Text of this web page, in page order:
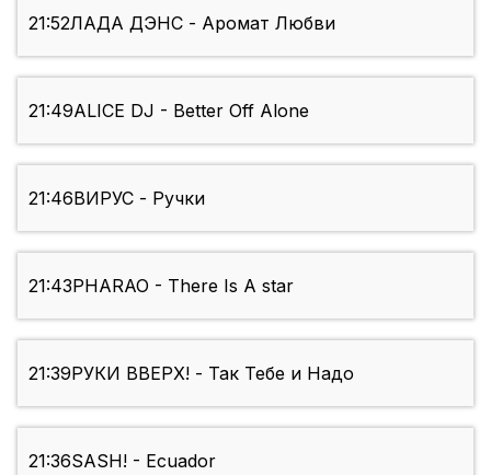
21:52ЛАДА ДЭНС - Аромат Любви
21:49ALICE DJ - Better Off Alone
21:46ВИРУС - Ручки
21:43PHARAO - There Is A star
21:39РУКИ ВВЕРХ! - Так Тебе и Надо
21:36SASH! - Ecuador